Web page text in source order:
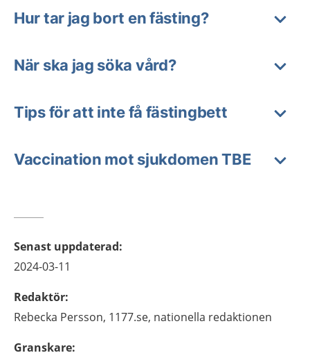
Hur tar jag bort en fästing?
När ska jag söka vård?
Tips för att inte få fästingbett
Vaccination mot sjukdomen TBE
Senast uppdaterad:
2024-03-11
Redaktör:
Rebecka Persson, 1177.se, nationella redaktionen
Granskare: